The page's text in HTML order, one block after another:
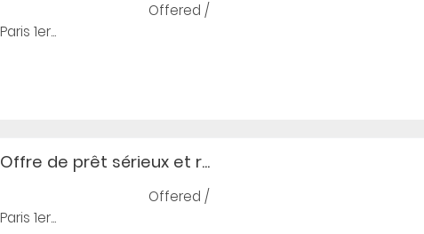
Paris 1er...
Offered /
Offre de prêt sérieux et r...
Paris 1er...
Offered /